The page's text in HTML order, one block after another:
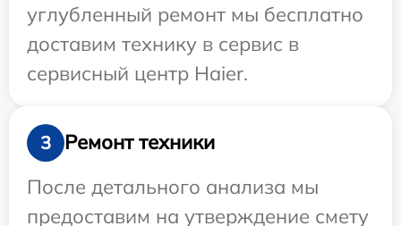
углубленный ремонт мы бесплатно
доставим технику в сервис в
сервисный центр Haier.
3
Ремонт техники
После детального анализа мы
предоставим на утверждение смету